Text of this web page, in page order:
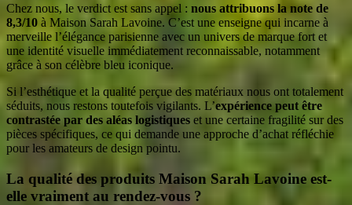
Chez nous, le verdict est sans appel : nous attribuons la note de
8,3/10 à Maison Sarah Lavoine. C’est une enseigne qui incarne à
merveille l’élégance parisienne avec un univers de marque fort et
une identité visuelle immédiatement reconnaissable, notamment
grâce à son célèbre bleu iconique.
Si l’esthétique et la qualité perçue des matériaux nous ont totalement
séduits, nous restons toutefois vigilants. L’expérience peut être
contrastée par des aléas logistiques et une certaine fragilité sur des
pièces spécifiques, ce qui demande une approche d’achat réfléchie
pour les amateurs de design pointu.
La qualité des produits Maison Sarah Lavoine est-
elle vraiment au rendez-vous ?